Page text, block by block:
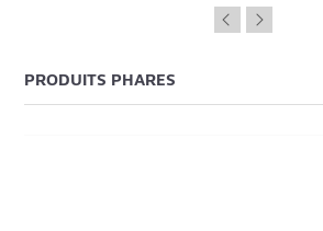
PRODUITS PHARES